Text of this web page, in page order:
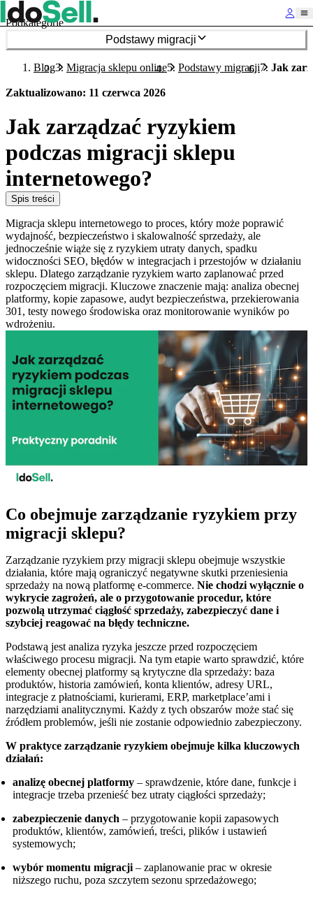
Podkategorie
Podstawy migracji
Blog Migracja sklepu online Podstawy migracji Jak
Zaktualizowano: 11 czerwca 2026
Jak zarządzać ryzykiem
podczas migracji sklepu
internetowego?
Spis treści
Migracja sklepu internetowego to proces, który może poprawić
wydajność, bezpieczeństwo i skalowalność sprzedaży, ale
jednocześnie wiąże się z ryzykiem utraty danych, spadku
widoczności SEO, błędów w integracjach i przestojów w działaniu
sklepu. Dlatego zarządzanie ryzykiem warto zaplanować przed
rozpoczęciem migracji. Kluczowe znaczenie mają: analiza obecnej
platformy, kopie zapasowe, audyt bezpieczeństwa, przekierowania
301, testy nowego środowiska oraz monitorowanie wyników po
wdrożeniu.
Co obejmuje zarządzanie ryzykiem przy
migracji sklepu?
Zarządzanie ryzykiem przy migracji sklepu obejmuje wszystkie
działania, które mają ograniczyć negatywne skutki przeniesienia
sprzedaży na nową platformę e-commerce. Nie chodzi wyłącznie o
wykrycie zagrożeń, ale o przygotowanie procedur, które
pozwolą utrzymać ciągłość sprzedaży, zabezpieczyć dane i
szybciej reagować na błędy techniczne.
Podstawą jest analiza ryzyka jeszcze przed rozpoczęciem
właściwego procesu migracji. Na tym etapie warto sprawdzić, które
elementy obecnej platformy są krytyczne dla sprzedaży: baza
produktów, historia zamówień, konta klientów, adresy URL,
integracje z płatnościami, kurierami, ERP, marketplace’ami i
narzędziami analitycznymi. Każdy z tych obszarów może stać się
źródłem problemów, jeśli nie zostanie odpowiednio zabezpieczony.
W praktyce zarządzanie ryzykiem obejmuje kilka kluczowych
działań:
analizę obecnej platformy – sprawdzenie, które dane, funkcje i
integracje trzeba przenieść bez utraty ciągłości sprzedaży;
zabezpieczenie danych – przygotowanie kopii zapasowych
produktów, klientów, zamówień, treści, plików i ustawień
systemowych;
wybór momentu migracji– zaplanowanie prac w okresie
niższego ruchu, poza szczytem sezonu sprzedażowego;